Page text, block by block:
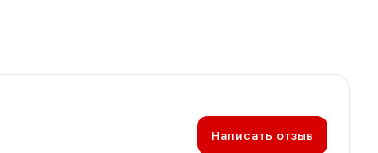
Написать отзыв